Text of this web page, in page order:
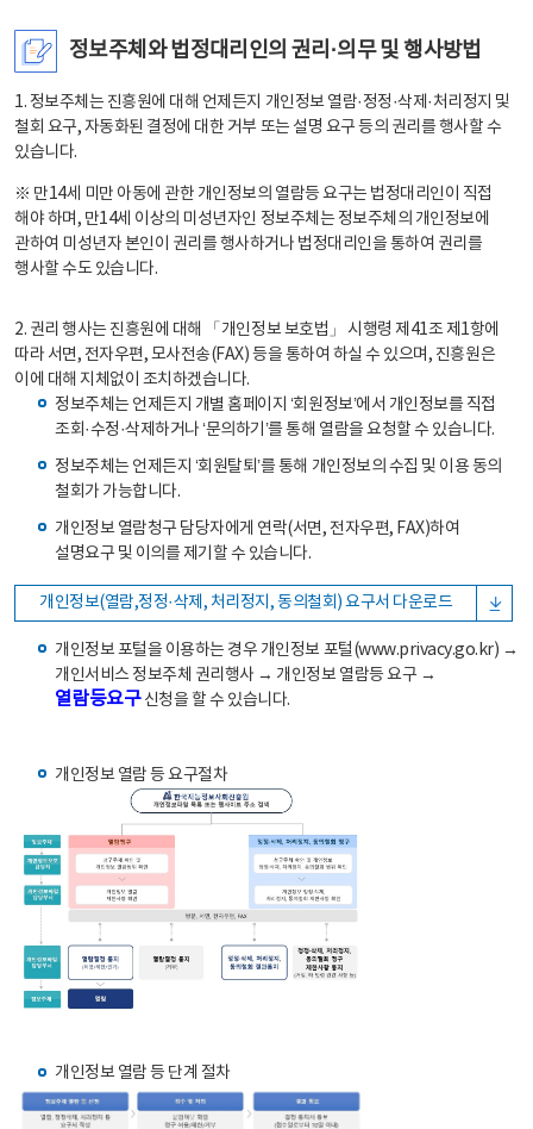
정보주체와 법정대리인의 권리·의무 및 행사방법
1. 정보주체는 진흥원에 대해 언제든지 개인정보 열람·정정·삭제·처리정지 및
철회 요구, 자동화된 결정에 대한 거부 또는 설명 요구 등의 권리를 행사할 수
있습니다.
※ 만14세 미만 아동에 관한 개인정보의 열람등 요구는 법정대리인이 직접
해야 하며, 만14세 이상의 미성년자인 정보주체는 정보주체의 개인정보에
관하여 미성년자 본인이 권리를 행사하거나 법정대리인을 통하여 권리를
행사할 수도 있습니다.
2. 권리 행사는 진흥원에 대해 「개인정보 보호법」 시행령 제41조 제1항에
따라 서면, 전자우편, 모사전송(FAX) 등을 통하여 하실 수 있으며, 진흥원은
이에 대해 지체없이 조치하겠습니다.
정보주체는 언제든지 개별 홈페이지 ‘회원정보’에서 개인정보를 직접
조회·수정·삭제하거나 ‘문의하기’를 통해 열람을 요청할 수 있습니다.
정보주체는 언제든지 ‘회원탈퇴’를 통해 개인정보의 수집 및 이용 동의
철회가 가능합니다.
개인정보 열람청구 담당자에게 연락(서면, 전자우편, FAX)하여
설명요구 및 이의를 제기할 수 있습니다.
개인정보(열람,정정·삭제, 처리정지, 동의철회) 요구서 다운로드
개인정보 포털을 이용하는 경우 개인정보 포털(www.privacy.go.kr) →
개인서비스 정보주체 권리행사 → 개인정보 열람등 요구 →
열람등요구신청을 할 수 있습니다.
개인정보 열람 등 요구절차
개인정보 열람 등 단계 절차